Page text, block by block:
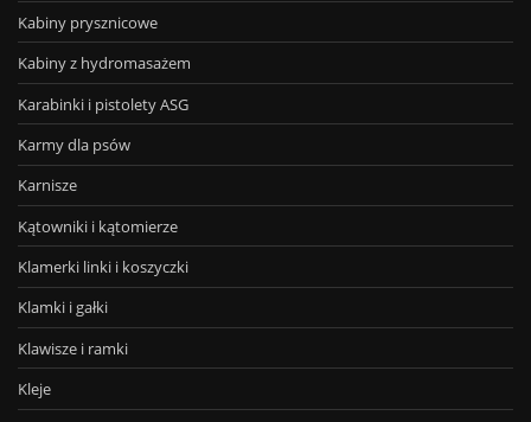
Kabiny prysznicowe
Kabiny z hydromasażem
Karabinki i pistolety ASG
Karmy dla psów
Karnisze
Kątowniki i kątomierze
Klamerki linki i koszyczki
Klamki i gałki
Klawisze i ramki
Kleje